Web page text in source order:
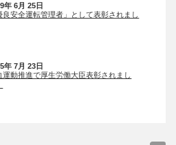
年 6月 25日
良安全運転管理者」として表彰されまし
年 7月 23日
運動推進で厚生労働大臣表彰されまし